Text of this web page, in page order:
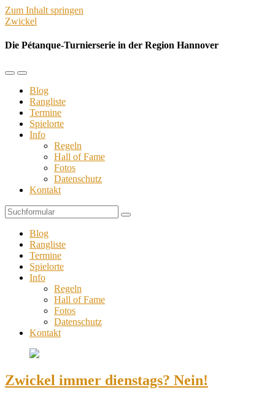
Zum Inhalt springen
Zwickel
Die Pétanque-Turnierserie in der Region Hannover
Mobil-
umschalten
Suchfeld
umschalten
Blog
Rangliste
Termine
Spielorte
Info
Regeln
Hall of Fame
Fotos
Datenschutz
Kontakt
Suchen
Blog
Rangliste
Termine
Spielorte
Info
Regeln
Hall of Fame
Fotos
Datenschutz
Kontakt
Zwickel immer dienstags? Nein!